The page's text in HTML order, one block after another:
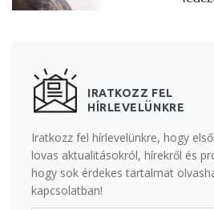
IRATKOZZ FEL
HÍRLEVELÜNKRE
Iratkozz fel hírlevelünkre, hogy
lovas aktualitásokról, hírekről és
hogy sok érdekes tartalmat
kapcsolatban!